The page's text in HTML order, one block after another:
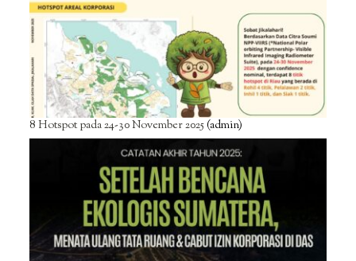
8 Hotspot pada 24-30 November 2025(admin)